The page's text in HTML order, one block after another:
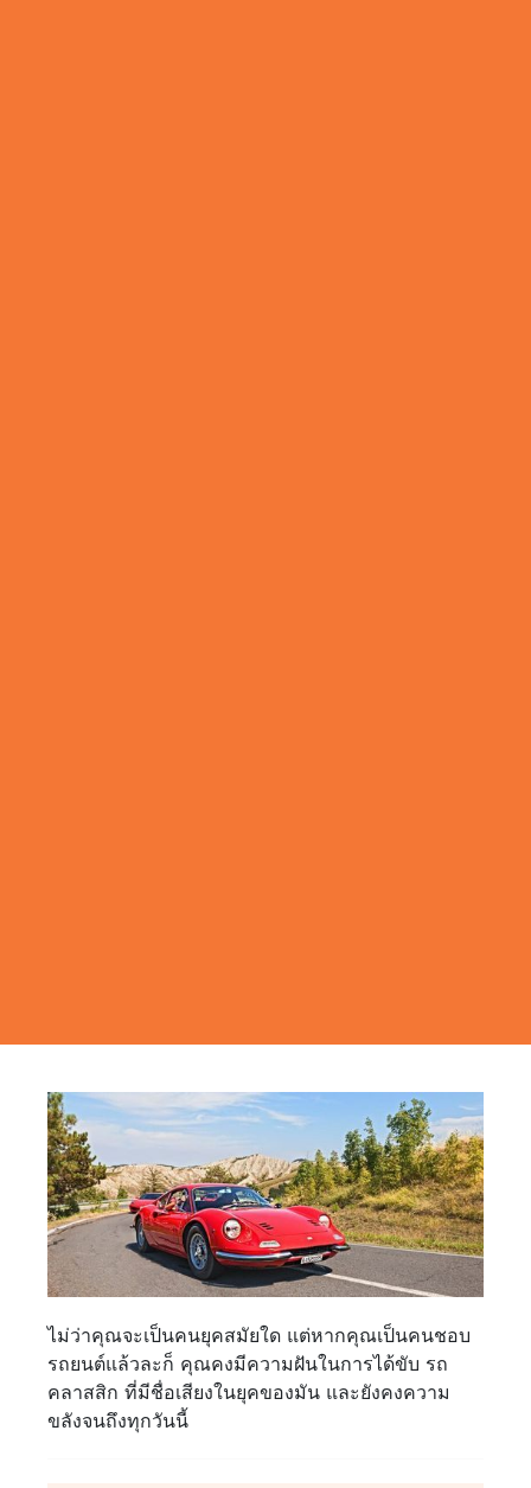
ไม่ว่าคุณจะเป็นคนยุคสมัยใด แต่หากคุณเป็นคนชอบ
รถยนต์แล้วละก็ คุณคงมีความฝันในการได้ขับ รถ
คลาสสิก ที่มีชื่อเสียงในยุคของมัน และยังคงความ
ขลังจนถึงทุกวันนี้